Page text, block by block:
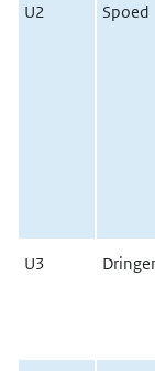
U2 Spoed
U3